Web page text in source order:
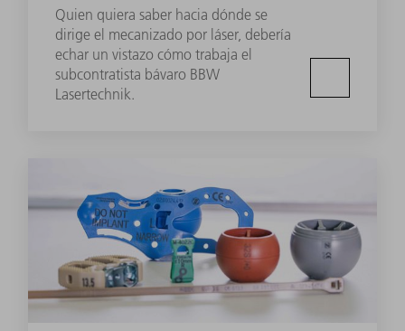
Quien quiera saber hacia dónde se
dirige el mecanizado por láser, debería
echar un vistazo cómo trabaja el
subcontratista bávaro BBW
Lasertechnik.